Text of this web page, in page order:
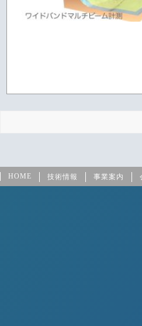
HOME 技術情報 事業案内